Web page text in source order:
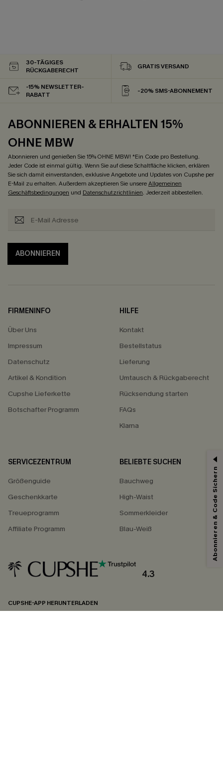
30-TÄGIGES
RÜCKGABERECHT
GRATIS VERSAND
-15% NEWSLETTER-
RABATT
-20% SMS-ABONNEMENT
ABONNIEREN & ERHALTEN 15%
OHNE MBW
Abonnieren und genießen Sie 15% OHNE MBW! *Ein Code pro Bestellung.
Jeder Code ist einmal gültig. Wenn Sie auf diese Schaltfläche klicken, erklären
Sie sich damit einverstanden, exklusive Angebote und Updates von Cupshe per
E-Mail zu erhalten. Außerdem akzeptieren Sie unsereAllgemeinen
Geschäftsbedingungen und Datenschutzrichtlinien. Jederzeit abbestellen.
ABONNIEREN
FIRMENINFO
Über Uns
Impressum
Datenschutz
Artikel & Kondition
Cupshe Lieferkette
Botschafter Programm
HILFE
Kontakt
Bestellstatus
Lieferung
Umtausch & Rückgaberecht
Rücksendung starten
FAQs
Klarna
SERVICEZENTRUM
Größenguide
Geschenkkarte
Treueprogramm
Affiliate Programm
BELIEBTE SUCHEN
Bauchweg
High-Waist
Sommerkleider
Blau-Weiß
4.3
CUPSHE-APP HERUNTERLADEN
Abonnieren & Code Sichern